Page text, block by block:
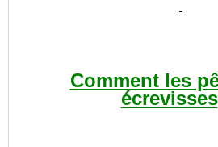
Comment les
écrevisses